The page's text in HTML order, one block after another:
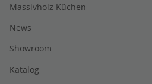
Massivholz Küchen
News
Showroom
Katalog